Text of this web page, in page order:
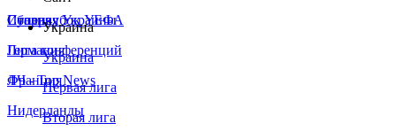
Сборная Украины
Италия
Германия
Франция
Нидерланды
Суперкубок УЕФА
Лига конференций
ЛЧ - Top News
Украина
Украина
Первая лига
Вторая лига